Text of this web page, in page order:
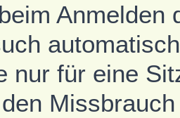
Anmelden
nur für eine